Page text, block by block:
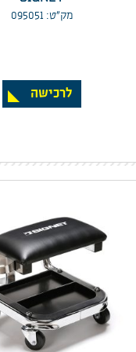
מק”ט: 095051
לרכישה